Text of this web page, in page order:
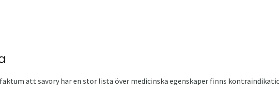
att savory har en stor lista över medicinska egenskaper finns